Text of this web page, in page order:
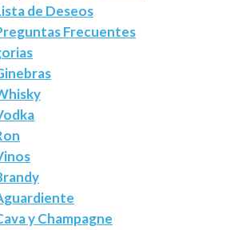
de Deseos
Frecuentes
y Champagne